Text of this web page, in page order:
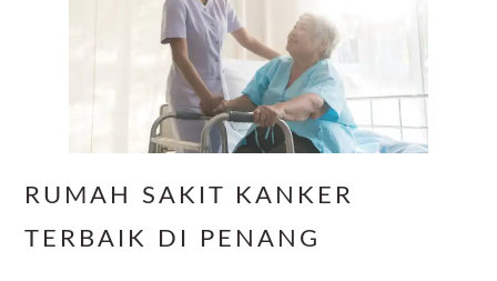
RUMAH SAKIT KANKER
TERBAIK DI PENANG